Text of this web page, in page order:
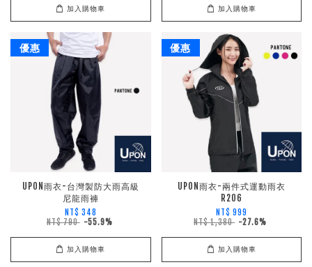
加入購物車 加入購物車
優惠
UPON雨衣-台灣製防大雨高級
尼龍雨褲
NT$ 348
NT$ 790 -55.9%
加入購物車
優惠
UPON雨衣-兩件式運動雨衣
R206
NT$ 999
NT$ 1,380 -27.6%
加入購物車